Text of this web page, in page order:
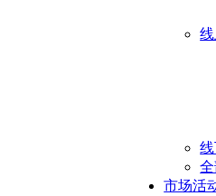
线
市场活